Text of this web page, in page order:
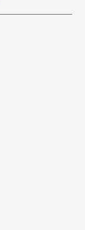
Arasındaki T2